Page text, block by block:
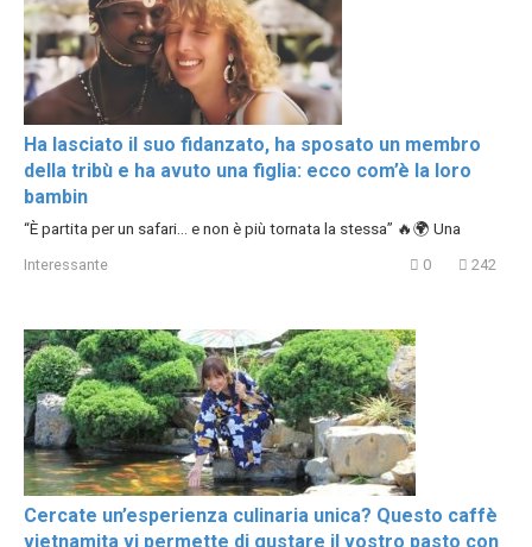
Ha lasciato il suo fidanzato, ha sposato un membro
della tribù e ha avuto una figlia: ecco com’è la loro
bambin
“È partita per un safari… e non è più tornata la stessa” 🔥🌍 Una
Interessante 0 242
Cercate un’esperienza culinaria unica? Questo caffè
vietnamita vi permette di gustare il vostro pasto con